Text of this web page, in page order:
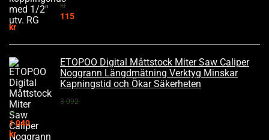
kr
115
kr
ETOPOO Digital Måttstock Miter Saw Caliper
Noggrann Längdmätning Verktyg Minskar
Kapningstid och Ökar Säkerheten
3 092
kr
1 040
kr